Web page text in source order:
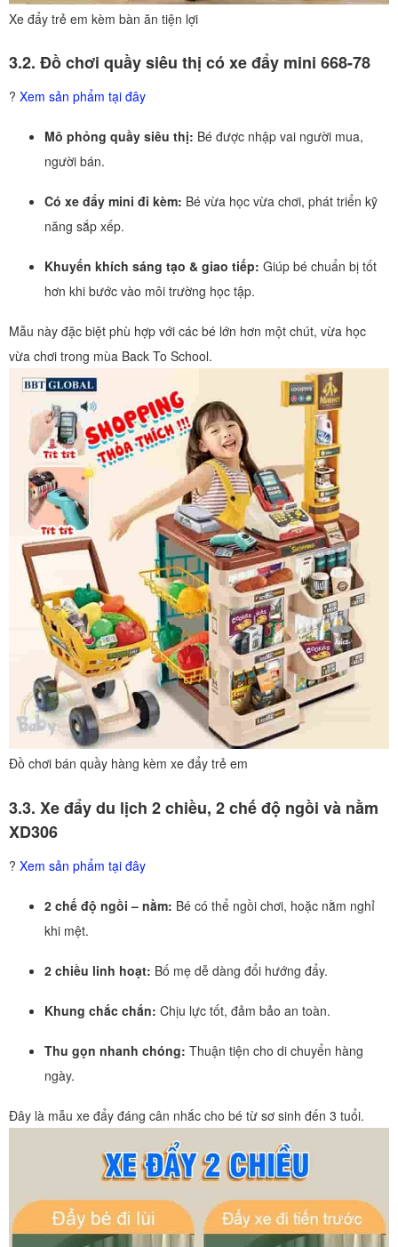
Xe đẩy trẻ em kèm bàn ăn tiện lợi
3.2. Đồ chơi quầy siêu thị có xe đẩy mini 668-78
? Xem sản phẩm tại đây
Mô phỏng quầy siêu thị: Bé được nhập vai người mua,
người bán.
Có xe đẩy mini đi kèm: Bé vừa học vừa chơi, phát triển kỹ
năng sắp xếp.
Khuyến khích sáng tạo & giao tiếp: Giúp bé chuẩn bị tốt
hơn khi bước vào môi trường học tập.
Mẫu này đặc biệt phù hợp với các bé lớn hơn một chút, vừa học
vừa chơi trong mùa Back To School.
Đồ chơi bán quầy hàng kèm xe đẩy trẻ em
3.3. Xe đẩy du lịch 2 chiều, 2 chế độ ngồi và nằm
XD306
? Xem sản phẩm tại đây
2 chế độ ngồi – nằm: Bé có thể ngồi chơi, hoặc nằm nghỉ
khi mệt.
2 chiều linh hoạt: Bố mẹ dễ dàng đổi hướng đẩy.
Khung chắc chắn: Chịu lực tốt, đảm bảo an toàn.
Thu gọn nhanh chóng: Thuận tiện cho di chuyển hàng
ngày.
Đây là mẫu xe đẩy đáng cân nhắc cho bé từ sơ sinh đến 3 tuổi.